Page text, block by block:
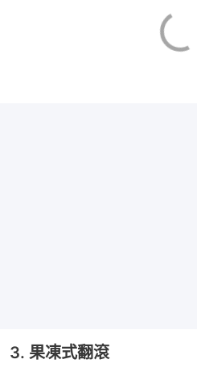
3. 果凍式翻滾